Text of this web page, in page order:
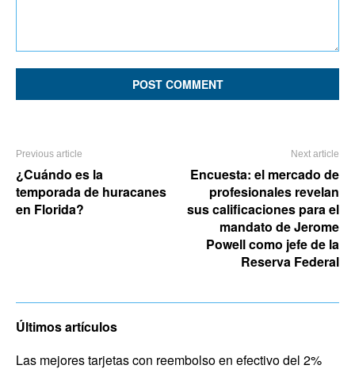
Previous article
¿Cuándo es la
temporada de huracanes
en Florida?
Next article
Encuesta: el mercado de
profesionales revelan
sus calificaciones para el
mandato de Jerome
Powell como jefe de la
Reserva Federal
Últimos artículos
Las mejores tarjetas con reembolso en efectivo del 2%